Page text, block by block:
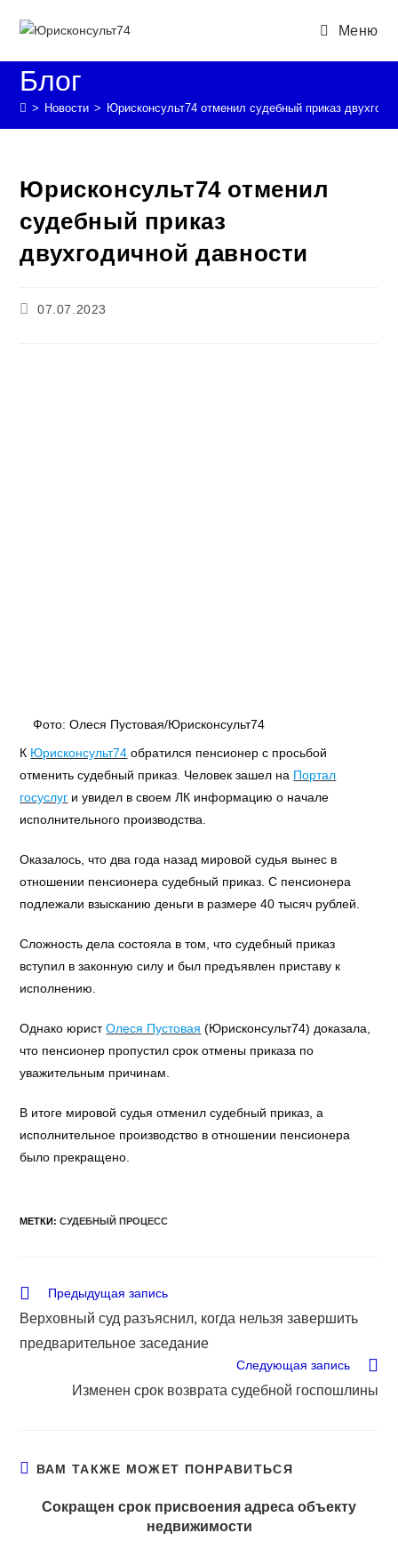
Меню
Блог
> Новости > Юрисконсульт74 отменил судебный приказ
Юрисконсульт74 отменил
судебный приказ
двухгодичной давности
Запись
07.07.2023
Фото: Олеся Пустовая/Юрисконсульт74
К Юрисконсульт74 обратился пенсионер с просьбой
отменить судебный приказ. Человек зашел на Портал
госуслуг и увидел в своем ЛК информацию о начале
исполнительного производства.
Оказалось, что два года назад мировой судья вынес в
отношении пенсионера судебный приказ. С пенсионера
подлежали взысканию деньги в размере 40 тысяч рублей.
Сложность дела состояла в том, что судебный приказ
вступил в законную силу и был предъявлен приставу к
исполнению.
Однако юристОлеся Пустовая (Юрисконсульт74) доказала,
что пенсионер пропустил срок отмены приказа по
уважительным причинам.
В итоге мировой судья отменил судебный приказ, а
исполнительное производство в отношении пенсионера
было прекращено.
МЕТКИ:СУДЕБНЫЙ ПРОЦЕСС
Еще
Предыдущая запись
Верховный суд разъяснил, когда нельзя завершить
предварительное заседание
Следующая запись
Изменен срок возврата судебной госпошлины
ВАМ ТАКЖЕ МОЖЕТ ПОНРАВИТЬСЯ
Сокращен срок присвоения адреса объекту
недвижимости